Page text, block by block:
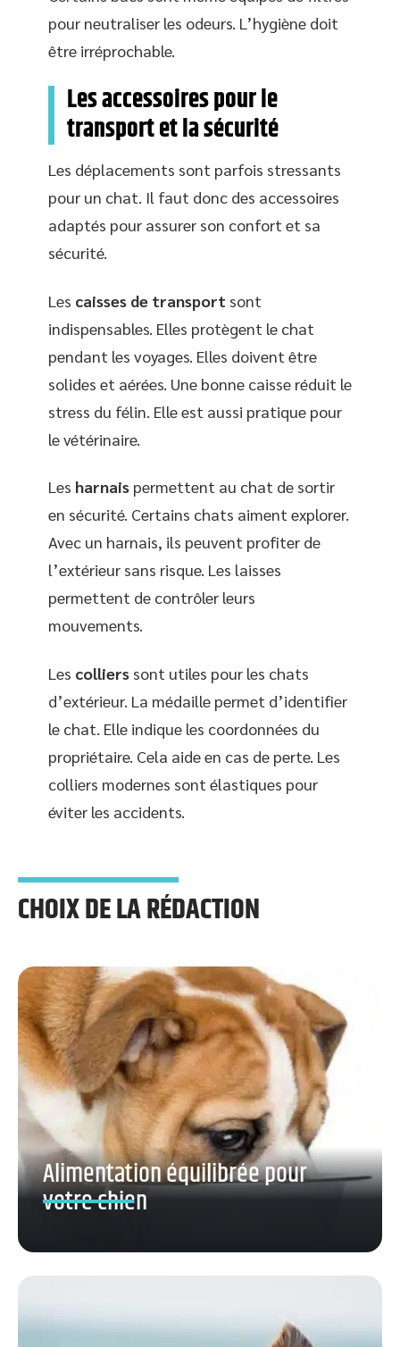
pour neutraliser les odeurs. L’hygiène doit
être irréprochable.
Les accessoires pour le
transport et la sécurité
Les déplacements sont parfois stressants
pour un chat. Il faut donc des accessoires
adaptés pour assurer son confort et sa
sécurité.
Les caisses de transport sont
indispensables. Elles protègent le chat
pendant les voyages. Elles doivent être
solides et aérées. Une bonne caisse réduit le
stress du félin. Elle est aussi pratique pour
le vétérinaire.
Les harnais permettent au chat de sortir
en sécurité. Certains chats aiment explorer.
Avec un harnais, ils peuvent profiter de
l’extérieur sans risque. Les laisses
permettent de contrôler leurs
mouvements.
Les colliers sont utiles pour les chats
d’extérieur. La médaille permet d’identifier
le chat. Elle indique les coordonnées du
propriétaire. Cela aide en cas de perte. Les
colliers modernes sont élastiques pour
éviter les accidents.
CHOIX DE LA RÉDACTION
Alimentation équilibrée pour
votre chien